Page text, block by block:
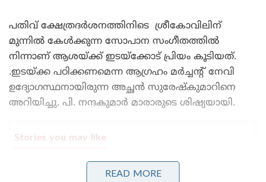
പതിവ് ക്ഷേത്രദർശനത്തിനിടെ ശ്രീകോവിലിന്
മുന്നിൽ കേൾക്കുന്ന സോപാന സംഗീതത്തിൽ
നിന്നാണ് ആശയ്ക്ക് ഇടയ്ക്കോട് പ്രിയം കൂടിയത്.
.ഇടയ്ക്ക പഠിക്കണമെന്ന ആഗ്രഹം മർച്ചന്റ് നേവി
ഉദ്യോഗസ്ഥനായിരുന്ന അച്ഛൻ സുരേഷ്‌കുമാറിനെ
അറിയിച്ചു. പി. നന്ദകുമാർ മാരാരുടെ ശിഷ്യയായി.
Stories you may like
പോലീസിനെ വെല്ലുവിളിച്ച് ഒളിവിൽ കഴിഞ്ഞ അർജുൻ
ആയങ്കി ഒടുവിൽ വലയിൽ; കണ്ണൂരിലെ
READ MORE